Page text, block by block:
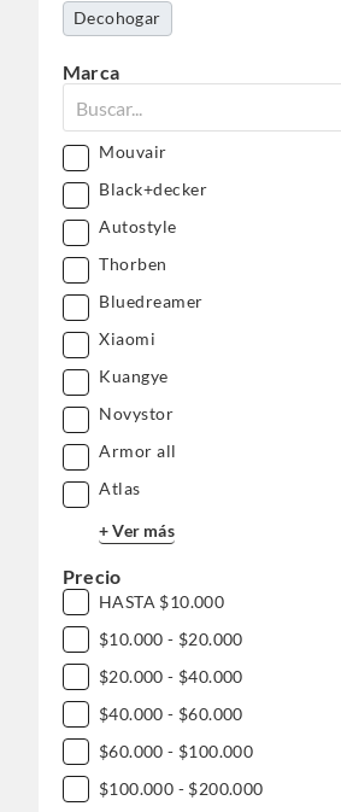
Decohogar
Marca
Mouvair
Black+decker
Autostyle
Thorben
Bluedreamer
Xiaomi
Kuangye
Novystor
Armor all
Atlas
+ Ver más
Precio
HASTA $10.000
$10.000 - $20.000
$20.000 - $40.000
$40.000 - $60.000
$60.000 - $100.000
$100.000 - $200.000